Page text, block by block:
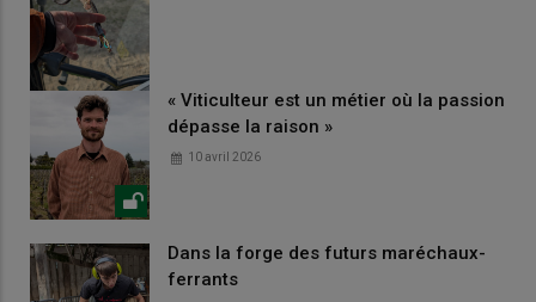
« Viticulteur est un métier où la passion
dépasse la raison »
10 avril 2026
Dans la forge des futurs maréchaux-
ferrants